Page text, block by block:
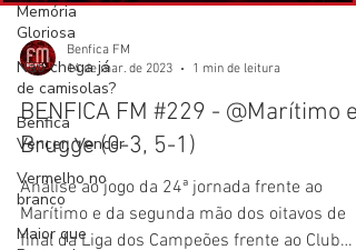
Memória
Gloriosa
Não chega já
de camisolas?
Benfica
Vencer, Vencer
Vermelho no
branco
Maior que
Benfica FM
14 de mar. de 2023
1 min de leitura
BENFICA FM #229 - @Marítimo e
Brugge (0-3, 5-1)
Análise ao jogo da 24ª jornada frente ao
Marítimo e da segunda mão dos oitavos de
final da Liga dos Campeões frente ao Club